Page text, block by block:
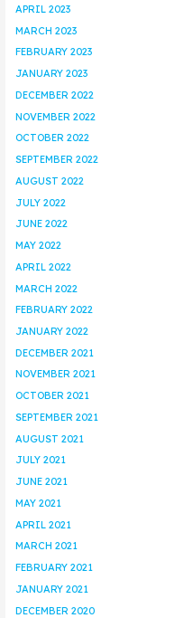
APRIL 2023
MARCH 2023
FEBRUARY 2023
JANUARY 2023
DECEMBER 2022
NOVEMBER 2022
OCTOBER 2022
SEPTEMBER 2022
AUGUST 2022
JULY 2022
JUNE 2022
MAY 2022
APRIL 2022
MARCH 2022
FEBRUARY 2022
JANUARY 2022
DECEMBER 2021
NOVEMBER 2021
OCTOBER 2021
SEPTEMBER 2021
AUGUST 2021
JULY 2021
JUNE 2021
MAY 2021
APRIL 2021
MARCH 2021
FEBRUARY 2021
JANUARY 2021
DECEMBER 2020